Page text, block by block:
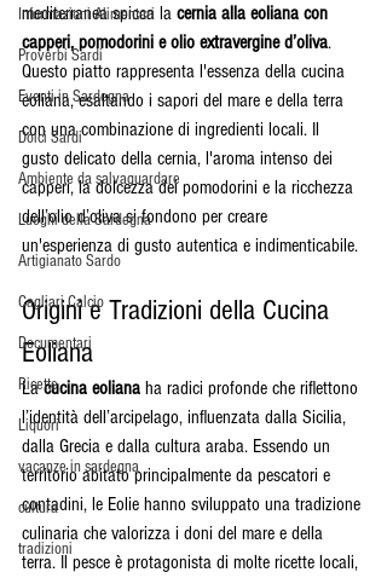
Informazioni Alimentari
Proverbi Sardi
Eventi in Sardegna
Dolci Sardi
Ambiente da salvaguardare
Luoghi della Sardegna
Artigianato Sardo
Cagliari Calcio
Documentari
Ricette
Liquori
vacanze in sardegna
cultura
tradizioni
mediterranea spicca la cernia alla eoliana con
capperi, pomodorini e olio extravergine d’oliva.
Questo piatto rappresenta l'essenza della cucina
eoliana, esaltando i sapori del mare e della terra
con una combinazione di ingredienti locali. Il
gusto delicato della cernia, l'aroma intenso dei
capperi, la dolcezza dei pomodorini e la ricchezza
dell’olio d’oliva si fondono per creare
un'esperienza di gusto autentica e indimenticabile.
Origini e Tradizioni della Cucina
Eoliana
La cucina eoliana ha radici profonde che riflettono
l’identità dell’arcipelago, influenzata dalla Sicilia,
dalla Grecia e dalla cultura araba. Essendo un
territorio abitato principalmente da pescatori e
contadini, le Eolie hanno sviluppato una tradizione
culinaria che valorizza i doni del mare e della
terra. Il pesce è protagonista di molte ricette locali,